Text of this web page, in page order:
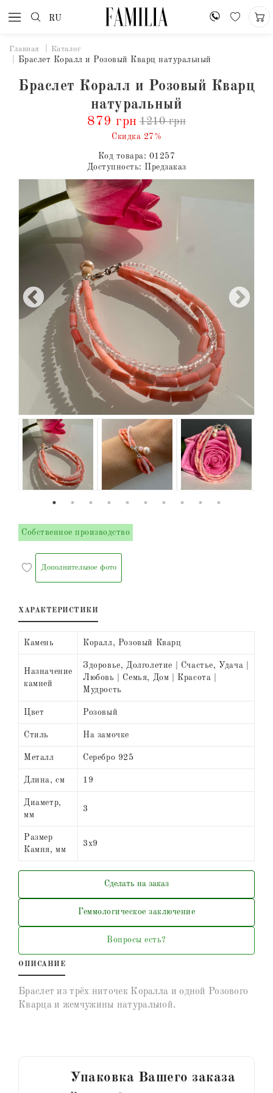
RU
Главная Каталог
Браслет Коралл и Розовый Кварц натуральный
Браслет Коралл и Розовый Кварц
натуральный
879 грн 1210 грн
Скидка 27%
Код товара: 01257
Доступность: Предзаказ
Собственное производство
Дополнительное фото
ХАРАКТЕРИСТИКИ
Камень Коралл, Розовый Кварц
Назначение
камней
Здоровье, Долголетие | Счастье, Удача |
Любовь | Семья, Дом | Красота |
Мудрость
Цвет Розовый
Стиль На замочке
Металл Серебро 925
Длина, см 19
Диаметр,
мм
3
Размер
Камня, мм
3х9
Сделать на заказ
Геммологическое заключение
Вопросы есть?
ОПИСАНИЕ
Браслет из трёх ниточек Коралла и одной Розового
Кварца и жемчужины натуральной.
Упаковка Вашего заказа